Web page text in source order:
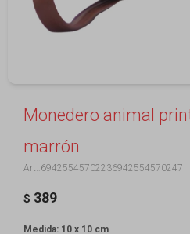
Monedero animal
marrón
69425545702236942554570247
$ 389
Medida: 10 x 10 cm